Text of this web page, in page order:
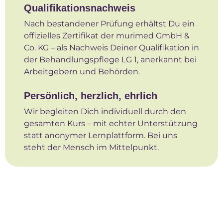
Qualifikationsnachweis
Nach bestandener Prüfung erhältst Du ein
offizielles Zertifikat der murimed GmbH &
Co. KG – als Nachweis Deiner Qualifikation in
der Behandlungspflege LG 1, anerkannt bei
Arbeitgebern und Behörden.
Persönlich, herzlich, ehrlich
Wir begleiten Dich individuell durch den
gesamten Kurs – mit echter Unterstützung
statt anonymer Lernplattform. Bei uns
steht der Mensch im Mittelpunkt.